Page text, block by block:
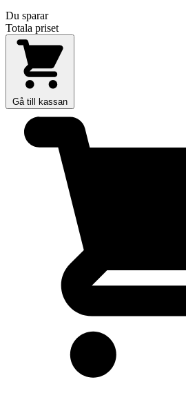
Du sparar
Totala priset
Gå till kassan